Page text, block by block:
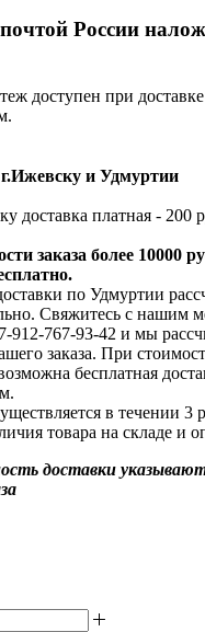
России
доступен при
и Удмуртии
доставка платная - 200
заказа более 10000
по Удмуртии
Свяжитесь с нашим
912-767-93-42 и мы
заказа. При
бесплатная
в течении 3
товара на складе и
доставки